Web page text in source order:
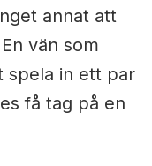
annat att
vän som
spela in ett par
få tag på en